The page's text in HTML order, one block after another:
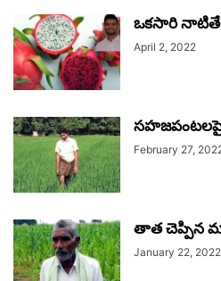
ఒకసారి నాటితే
April 2, 2022
సహజపంటలపై
February 27,
­తాత చెప్పిన
January 22, 2022